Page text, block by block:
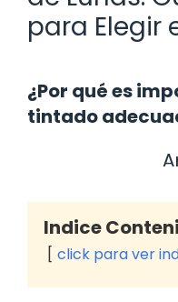
para Elegir
¿Por qué es
tintado
Indice
click para ver